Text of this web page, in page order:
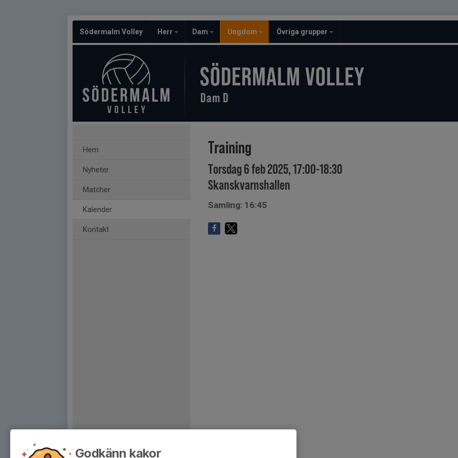
Södermalm Volley Herr Dam Ungdom Övriga grupper
SÖDERMALM VOLLEY
Dam D
Hem
Nyheter
Matcher
Kalender
Kontakt
Training
Torsdag 6 feb 2025, 17:00-18:30
Skanskvarnshallen
Samling: 16:45
Godkänn kakor